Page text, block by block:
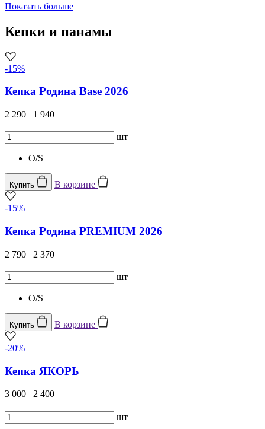
Показать больше
Кепки и панамы
-15%
Кепка Родина Base 2026
2 290 1 940
шт
O/S
Купить В корзине
-15%
Кепка Родина PREMIUM 2026
2 790 2 370
шт
O/S
Купить В корзине
-20%
Кепка ЯКОРЬ
3 000 2 400
шт